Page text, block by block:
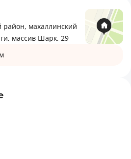
махаллинский
массив Шарк, 29